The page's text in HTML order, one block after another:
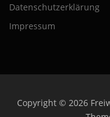
Datenschutzerklärung
Impressum
Copyright © 2026